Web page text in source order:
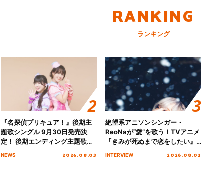
RANKING
ランキング
『名探偵プリキュア！』後期主
題歌シングル 9月30日発売決
定！ 後期エンディング主題歌
NEWS 2026.08.03
絶望系アニソンシンガー・
ReoNaが“愛”を歌う！TVアニメ
『きみが死ぬまで恋をしたい』
INTERVIEW 2026.08.03